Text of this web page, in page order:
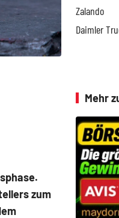
zum
Zalando
Daimler
Mehr